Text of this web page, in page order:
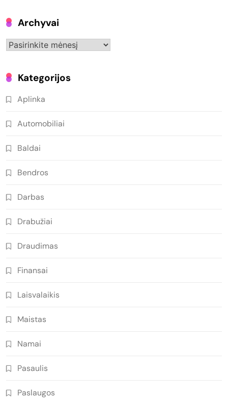
Archyvai
Archyvai
Kategorijos
Aplinka
Automobiliai
Baldai
Bendros
Darbas
Drabužiai
Draudimas
Finansai
Laisvalaikis
Maistas
Namai
Pasaulis
Paslaugos